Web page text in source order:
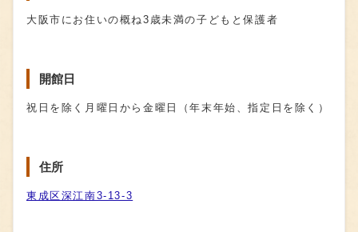
大阪市にお住いの概ね3歳未満の子どもと保護者
開館日
祝日を除く月曜日から金曜日（年末年始、指定日を除く）
住所
東成区深江南3-13-3